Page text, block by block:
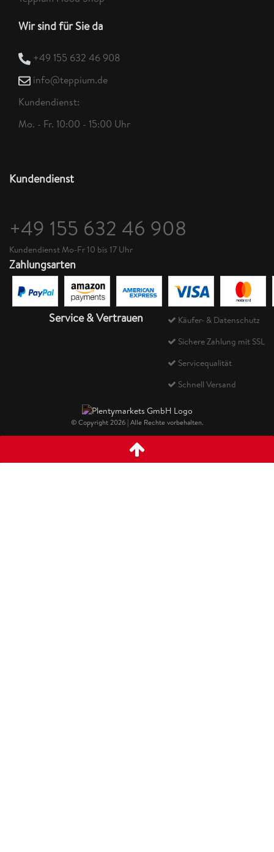
Wir sind für Sie da
+49 155 632 46 908
info@teppium.de
Kundendienst:
Mo. - Fr. 10:00 - 15:00 Uhr
Kundendienst
+49 155 632 46 908
Kundendienst Mo-Fr 10 bis 17 Uhr
Zahlungsarten
Service & Vertrauen
Käufer- & Datenschutz
Sichere Zahlung mit SSL
Servicequalität
Schnell Versand
© Copyright 2026 | Alle Rechte vorbehalten.